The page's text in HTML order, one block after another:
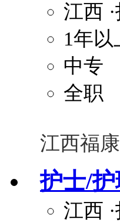
江西
1年以
中专
全职
江西福
护士/护
江西